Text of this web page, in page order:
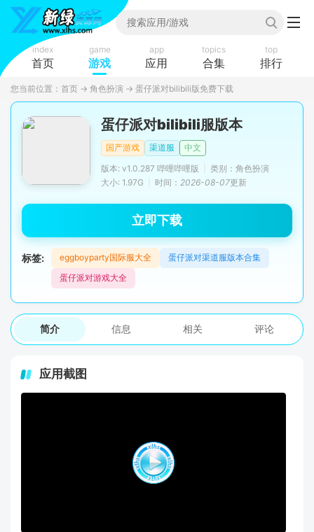
index
首页
game
游戏
app
应用
topics
合集
top
排行
您当前位置： 首页 → 角色扮演 → 蛋仔派对bilibili版免费下载
蛋仔派对bilibili服版本
国产游戏 渠道服
中文
版本: v1.0.287 哔哩哔哩版
类别：角色扮演
大小: 1.97G
时间： 2026-08-07更新
立即下载
标签: eggboyparty国际服大全
蛋仔派对渠道服版本合集
蛋仔派对游戏大全
简介 信息 相关 评论
应用截图